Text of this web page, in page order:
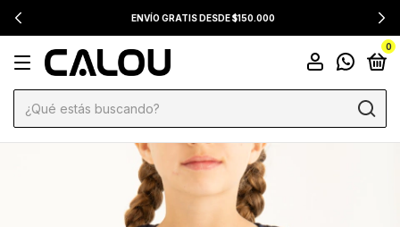
ENVÍO GRATIS DESDE $150.000
0